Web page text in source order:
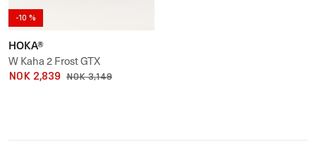
-10 %
HOKA®
W Kaha 2 Frost GTX
NOK 2,839 NOK 3,149